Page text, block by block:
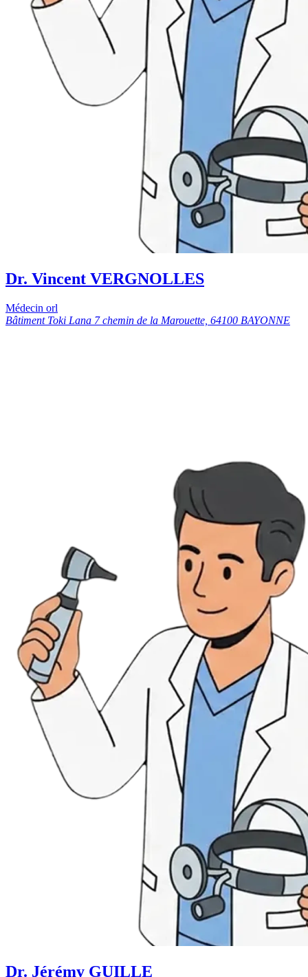
Dr. Vincent VERGNOLLES
Médecin orl
Bâtiment Toki Lana 7 chemin de la Marouette, 64100 BAYONNE
Dr. Jérémy GUILLE